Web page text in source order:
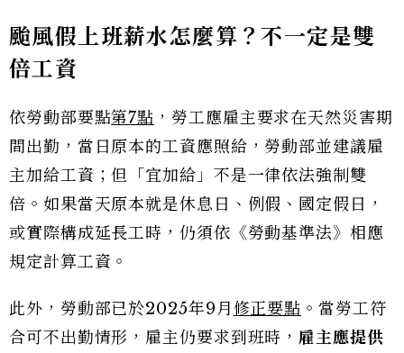
颱風假上班薪水怎麼算？不一定是雙
倍工資
依勞動部要點第7點 ，勞工應雇主要求在天然災害期
間出勤，當日原本的工資應照給，勞動部並建議雇
主加給工資；但「宜加給」不是一律依法強制雙
倍。如果當天原本就是休息日、例假、國定假日，
或實際構成延長工時，仍須依《勞動基準法》相應
規定計算工資。
此外，勞動部已於2025年9月 修正要點 。當勞工符
合可不出勤情形，雇主仍要求到班時， 雇主應提供